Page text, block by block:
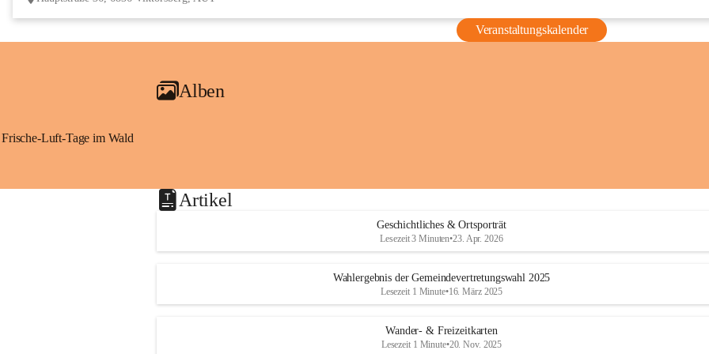
Veranstaltungskalender
Alben
Frische-Luft-Tage im Wald
Artikel
Geschichtliches & Ortsporträt
Lesezeit 3 Minuten•23. Apr. 2026
Wahlergebnis der Gemeindevertretungswahl 2025
Lesezeit 1 Minute•16. März 2025
Wander- & Freizeitkarten
Lesezeit 1 Minute•20. Nov. 2025